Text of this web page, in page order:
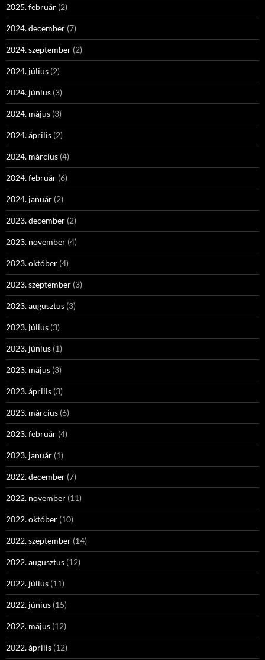
2025. február (2)
2024. december (7)
2024. szeptember (2)
2024. július (2)
2024. június (3)
2024. május (3)
2024. április (2)
2024. március (4)
2024. február (6)
2024. január (2)
2023. december (2)
2023. november (4)
2023. október (4)
2023. szeptember (3)
2023. augusztus (3)
2023. július (3)
2023. június (1)
2023. május (3)
2023. április (3)
2023. március (6)
2023. február (4)
2023. január (1)
2022. december (7)
2022. november (11)
2022. október (10)
2022. szeptember (14)
2022. augusztus (12)
2022. július (11)
2022. június (15)
2022. május (12)
2022. április (12)